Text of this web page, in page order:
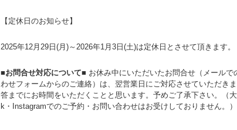
【定休日のお知らせ】
2025年12月29日(月)～2026年1月3日(土)は定休日とさせて頂きます。
■お問合せ対応について■ お休み中にいただいたお問合せ（メール
わせフォームからのご連絡）は、翌営業日にご対応させていただき
答までにお時間をいただくことと思います。予めご了承下さい。（
k・Instagramでのご予約・お問い合わせはお受けしておりません。）